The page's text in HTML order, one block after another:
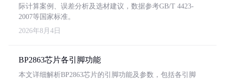
际计算案例、误差分析及选材建议，数据参考GB/T 4423-
2007等国家标准。
2026年8月4日
BP2863芯片各引脚功能
本文详细解析BP2863芯片的引脚功能及参数，包括各引脚